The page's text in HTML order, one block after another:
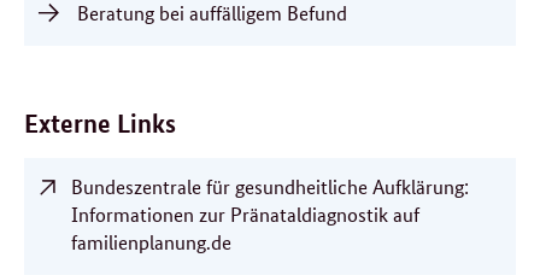
Beratung bei auffälligem Befund
Externe Links
Bundeszentrale für gesundheitliche Aufklärung:
Informationen zur Pränataldiagnostik auf
familienplanung.de